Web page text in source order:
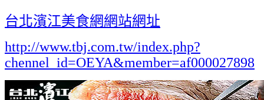
台北濱江美食網網站網址
http://www.tbj.com.tw/index.php?
chennel_id=OEYA&member=af000027898